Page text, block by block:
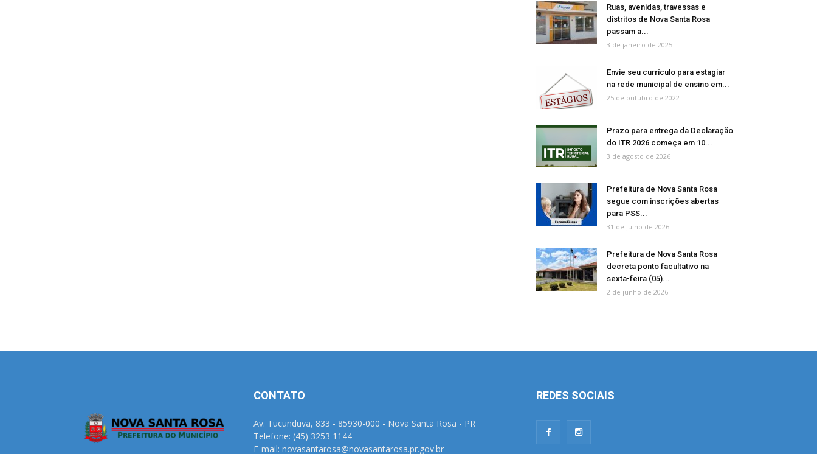
Ruas, avenidas, travessas e
distritos de Nova Santa Rosa
passam a...
3 de janeiro de 2025
Envie seu currículo para estagiar
na rede municipal de ensino em...
25 de outubro de 2022
Prazo para entrega da Declaração
do ITR 2026 começa em 10...
3 de agosto de 2026
Prefeitura de Nova Santa Rosa
segue com inscrições abertas
para PSS...
31 de julho de 2026
Prefeitura de Nova Santa Rosa
decreta ponto facultativo na
sexta-feira (05)...
2 de junho de 2026
CONTATO
Av. Tucunduva, 833 - 85930-000 - Nova Santa Rosa - PR
Telefone: (45) 3253 1144
E-mail: novasantarosa@novasantarosa.pr.gov.br
REDES SOCIAIS